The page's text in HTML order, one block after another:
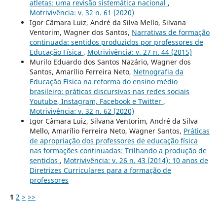
atletas: uma revisão sistemática nacional ,
Motrivivência: v. 32 n. 61 (2020)
Igor Câmara Luiz, André da Silva Mello, Silvana
Ventorim, Wagner dos Santos, Narrativas de formação
continuada: sentidos produzidos por professores de
Educação Física , Motrivivência: v. 27 n. 44 (2015)
Murilo Eduardo dos Santos Nazário, Wagner dos
Santos, Amarílio Ferreira Neto, Netnografia da
Educação Física na reforma do ensino médio
brasileiro: práticas discursivas nas redes sociais
Youtube, Instagram, Facebook e Twitter ,
Motrivivência: v. 32 n. 62 (2020)
Igor Câmara Luiz, Silvana Ventorim, André da Silva
Mello, Amarílio Ferreira Neto, Wagner Santos, Práticas
de apropriação dos professores de educação física
nas formações continuadas: Trilhando a produção de
sentidos , Motrivivência: v. 26 n. 43 (2014): 10 anos de
Diretrizes Curriculares para a formação de
professores
1 2 > >>